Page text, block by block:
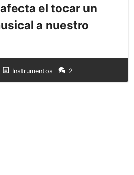
el tocar un
a nuestro
Instrumentos 2